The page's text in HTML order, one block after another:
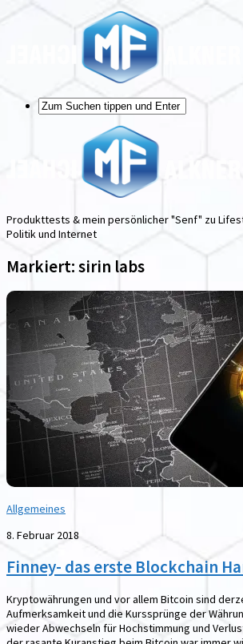
Produkttests & mein persönlicher "Senf" zu
Politik und Internet
Markiert:sirin labs
Allgemeines
8. Februar 2018
Finney- das erste Blockchain
Kryptowährungen und vor allem Bitcoin sind
Aufmerksamkeit und die Kurssprünge der
wieder Abwechseln für Hochstimmung und